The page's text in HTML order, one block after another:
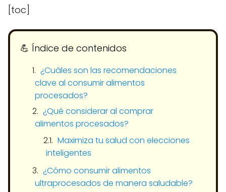
[toc]
💪​ Índice de contenidos
¿Cuáles son las recomendaciones
clave al consumir alimentos
procesados?
¿Qué considerar al comprar
alimentos procesados?
Maximiza tu salud con elecciones
inteligentes
¿Cómo consumir alimentos
ultraprocesados de manera saludable?